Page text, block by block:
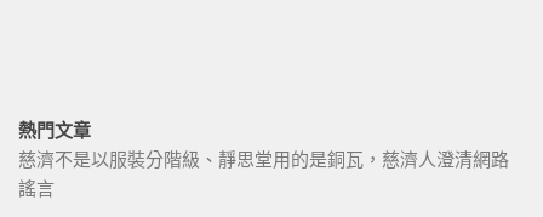
熱門文章
慈濟不是以服裝分階級、靜思堂用的是銅瓦，慈濟人澄清網路
謠言